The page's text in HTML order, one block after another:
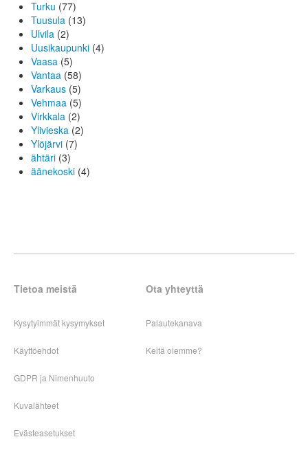
Turku (77)
Tuusula (13)
Ulvila (2)
Uusikaupunki (4)
Vaasa (5)
Vantaa (58)
Varkaus (5)
Vehmaa (5)
Virkkala (2)
Ylivieska (2)
Ylöjärvi (7)
ähtäri (3)
äänekoski (4)
Tietoa meistä
Kysytyimmät kysymykset
Käyttöehdot
GDPR ja Nimenhuuto
Kuvalähteet
Evästeasetukset
Ota yhteyttä
Palautekanava
Keitä olemme?